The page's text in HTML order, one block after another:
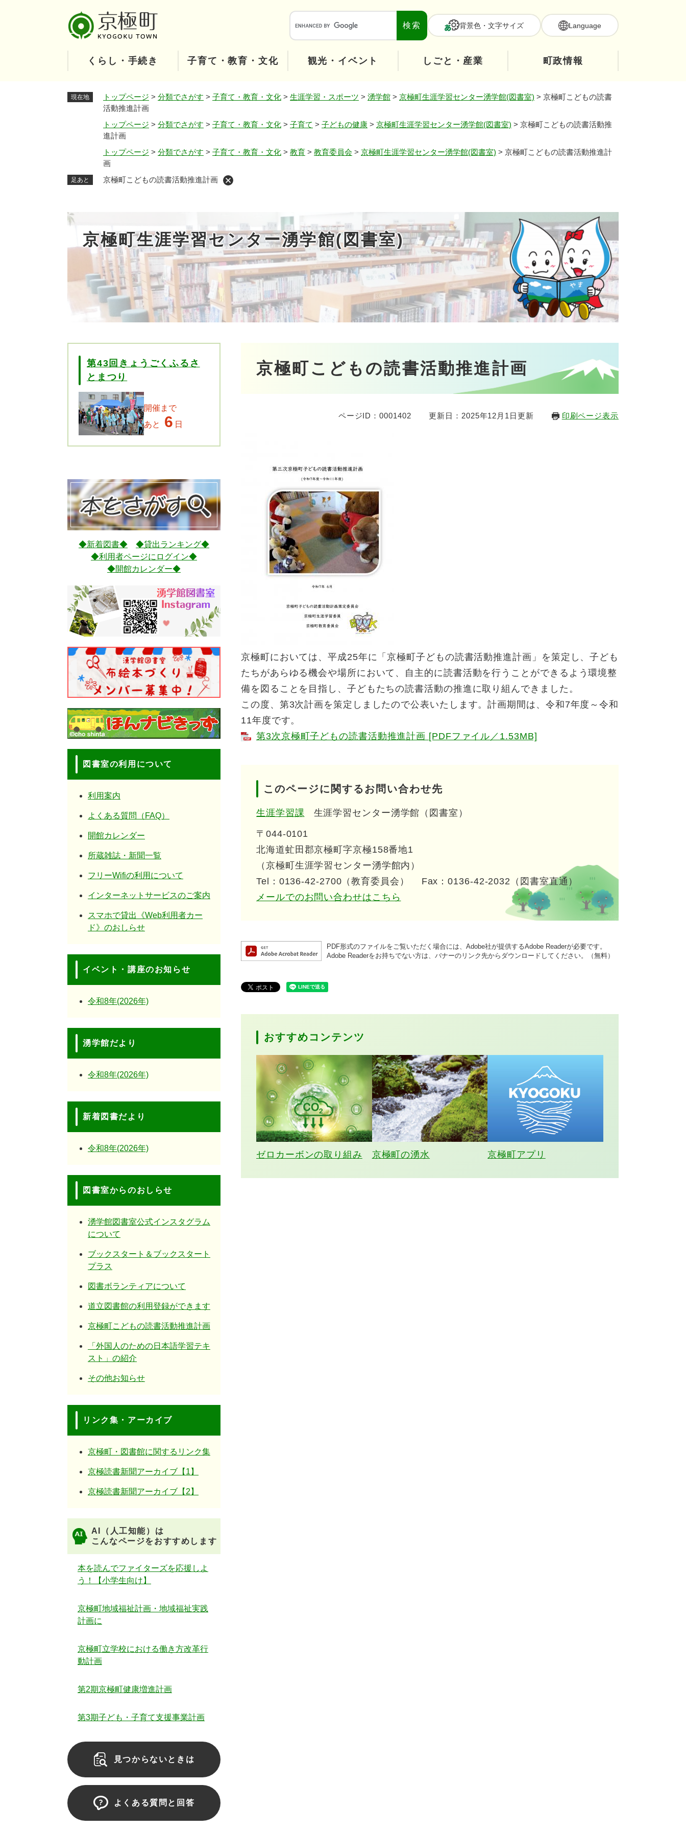
本
へ
背景色・文字サイズ Language
くらし・手続き 子育て・教育・文化 観光・イベント しごと・産業 町政情報
現在地 トップページ > 分類でさがす > 子育て・教育・文化 > 生涯学習・スポーツ > 湧学館 > 京極町生涯学習センター湧学館(図書室) > 京極町こどもの読書
活動推進計画
トップページ > 分類でさがす > 子育て・教育・文化 > 子育て > 子どもの健康 > 京極町生涯学習センター湧学館(図書室) > 京極町こどもの読書活動推
進計画
トップページ > 分類でさがす > 子育て・教育・文化 > 教育 > 教育委員会 > 京極町生涯学習センター湧学館(図書室) > 京極町こどもの読書活動推進計
画
足あと 京極町こどもの読書活動推進計画
京極町生涯学習センター湧学館(図書室)
京極町こどもの読書活動推進計画
ページID：0001402 更新日：2025年12月1日更新 印刷ページ表示
京極町においては、平成25年に「京極町子どもの読書活動推進計画」を策定し、子ども
たちがあらゆる機会や場所において、自主的に読書活動を行うことができるよう環境整
備を図ることを目指し、子どもたちの読書活動の推進に取り組んできました。
この度、第3次計画を策定しましたので公表いたします。計画期間は、令和7年度～令和
11年度です。
第3次京極町子どもの読書活動推進計画 [PDFファイル／1.53MB]
このページに関するお問い合わせ先
生涯学習課 生涯学習センター湧学館（図書室）
〒044-0101
北海道虻田郡京極町字京極158番地1
（京極町生涯学習センター湧学館内）
Tel：0136-42-2700（教育委員会）
Fax：0136-42-2032（図書室直通）
メールでのお問い合わせはこちら
PDF形式のファイルをご覧いただく場合には、Adobe社が提供するAdobe Readerが必要です。
Adobe Readerをお持ちでない方は、バナーのリンク先からダウンロードしてください。（無料）
おすすめコンテンツ
ゼロカーボンの取り組み 京極町の湧水 京極町アプリ
第43回きょうごくふるさ
とまつり
開催まで
あと
6 日
◆新着図書◆
◆貸出ランキング◆
◆利用者ページにログイン◆
◆開館カレンダー◆
図書室の利用について
利用案内
よくある質問（FAQ）
開館カレンダー
所蔵雑誌・新聞一覧
フリーWifiの利用について
インターネットサービスのご案内
スマホで貸出《Web利用者カー
ド》のおしらせ
イベント・講座のお知らせ
令和8年(2026年)
湧学館だより
令和8年(2026年)
新着図書だより
令和8年(2026年)
図書室からのおしらせ
湧学館図書室公式インスタグラム
について
ブックスタート＆ブックスタート
プラス
図書ボランティアについて
道立図書館の利用登録ができます
京極町こどもの読書活動推進計画
「外国人のための日本語学習テキ
スト」の紹介
その他お知らせ
リンク集・アーカイブ
京極町・図書館に関するリンク集
京極読書新聞アーカイブ【1】
京極読書新聞アーカイブ【2】
AI（人工知能）は
こんなページをおすすめします
本を読んでファイターズを応援しよ
う！【小学生向け】
京極町地域福祉計画・地域福祉実践
計画に
京極町立学校における働き方改革行
動計画
第2期京極町健康増進計画
第3期子ども・子育て支援事業計画
見つからないときは
よくある質問と回答